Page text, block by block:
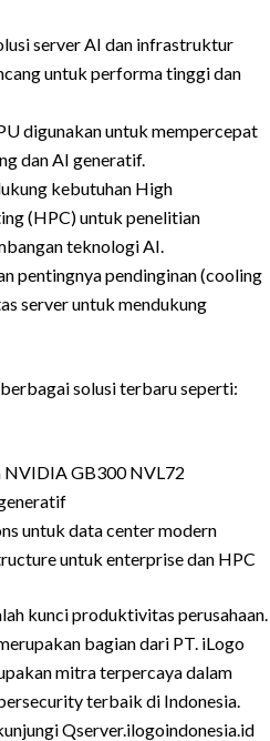
server AI dan infrastruktur
untuk performa tinggi dan
digunakan untuk mempercepat
dan AI generatif.
kebutuhan High
(HPC) untuk penelitian
teknologi AI.
pentingnya pendinginan (cooling
server untuk mendukung
solusi terbaru seperti:
NVIDIA GB300 NVL72
untuk data center modern
untuk enterprise dan HPC
kunci produktivitas perusahaan.
bagian dari PT. iLogo
mitra terpercaya dalam
terbaik di Indonesia.
Qserver.ilogoindonesia.id